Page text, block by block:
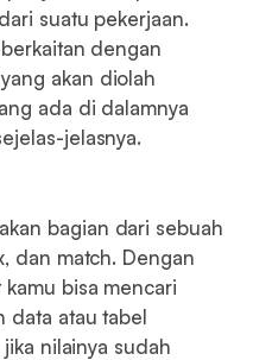
suatu pekerjaan.
dengan
akan diolah
ada di dalamnya
jelasnya.
bagian dari sebuah
dan match. Dengan
bisa mencari
data atau tabel
nilainya sudah